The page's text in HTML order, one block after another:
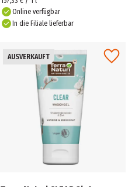
Online verfügbar
In die Filiale lieferbar
AUSVERKAUFT